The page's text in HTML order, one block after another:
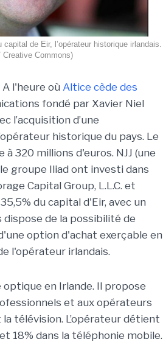
de Eir, l’opérateur historique irlandais.
Commons)
A l'heure où Altice cède des
fondé par Xavier Niel
l’acquisition d’une
historique du pays. Le
320 millions d'euros. NJJ (une
groupe Iliad ont investi dans
Capital Group, L.L.C. et
du capital d'Eir, avec un
de la possibilité de
option d'achat exerçable en
l'opérateur irlandais.
en Irlande. Il propose
et aux opérateurs
télévision. L’opérateur détient
18% dans la téléphonie mobile.